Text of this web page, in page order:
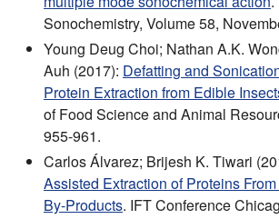
Sonochemistry, Volume 58,
Young Deug Choi; Nathan A.K.
Auh (2017): Defatting and
Protein Extraction from Edible
of Food Science and Animal
955-961.
Carlos Álvarez; Brijesh K. Tiwari
Assisted Extraction of Proteins
By-Products. IFT Conference